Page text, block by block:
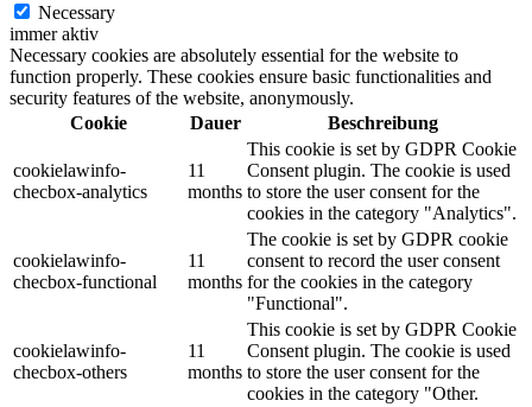
Necessary
immer aktiv
Necessary cookies are absolutely essential for the website to
function properly. These cookies ensure basic functionalities and
security features of the website, anonymously.
Cookie
Dauer Beschreibung
cookielawinfo-
checbox-analytics
11
months
This cookie is set by GDPR Cookie
Consent plugin. The cookie is used
to store the user consent for the
cookies in the category "Analytics".
cookielawinfo-
checbox-functional
11
months
The cookie is set by GDPR cookie
consent to record the user consent
for the cookies in the category
"Functional".
cookielawinfo-
checbox-others
11
months
This cookie is set by GDPR Cookie
Consent plugin. The cookie is used
to store the user consent for the
cookies in the category "Other.